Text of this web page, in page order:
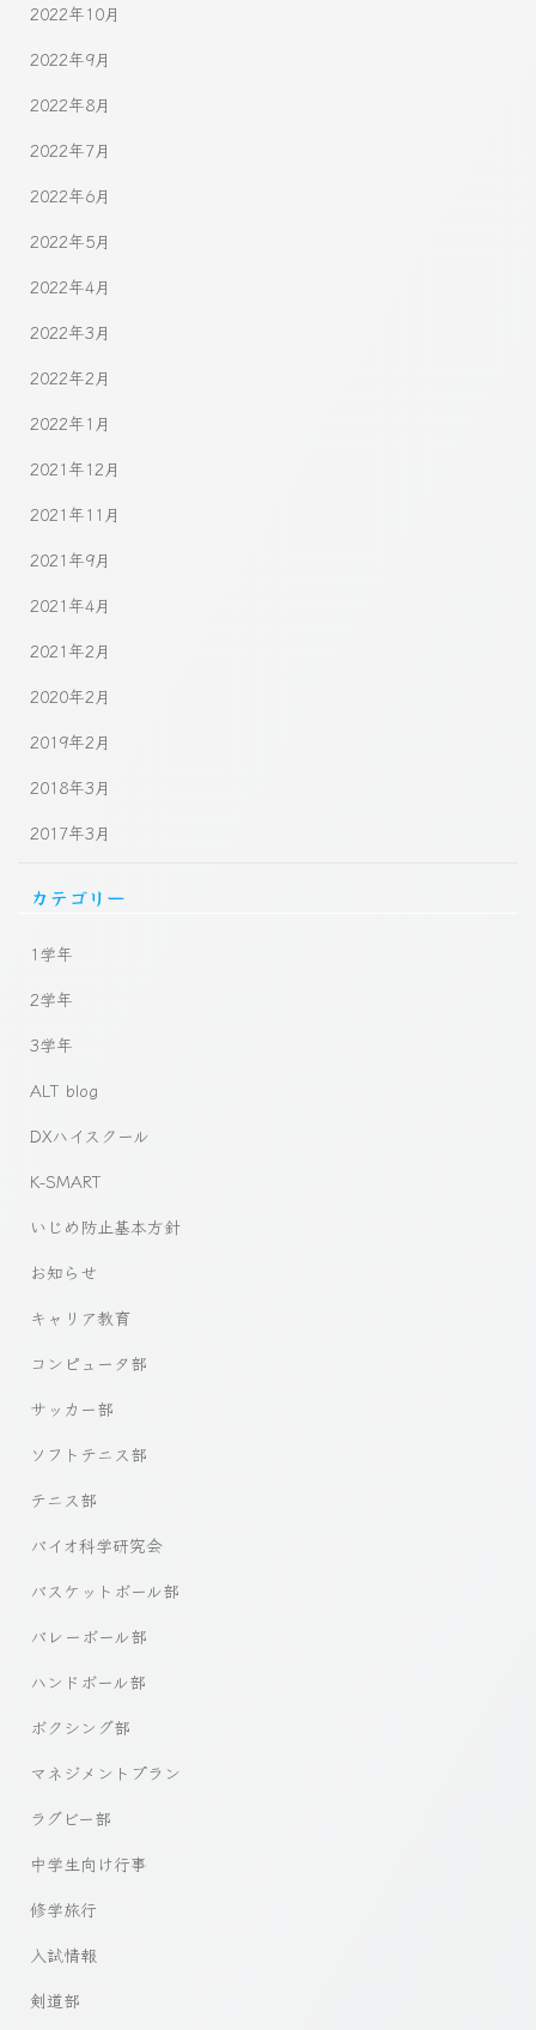
2022年10月
2022年9月
2022年8月
2022年7月
2022年6月
2022年5月
2022年4月
2022年3月
2022年2月
2022年1月
2021年12月
2021年11月
2021年9月
2021年4月
2021年2月
2020年2月
2019年2月
2018年3月
2017年3月
カテゴリー
1学年
2学年
3学年
ALT blog
DXハイスクール
K-SMART
いじめ防止基本方針
お知らせ
キャリア教育
コンピュータ部
サッカー部
ソフトテニス部
テニス部
バイオ科学研究会
バスケットボール部
バレーボール部
ハンドボール部
ボクシング部
マネジメントプラン
ラグビー部
中学生向け行事
修学旅行
入試情報
剣道部